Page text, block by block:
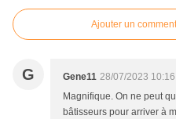
Ajouter un
G Gene11 28/07/2023 10:16
Magnifique. On ne peut
bâtisseurs pour arriver à